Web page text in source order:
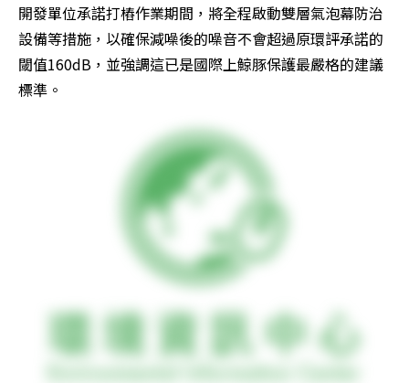
開發單位承諾打樁作業期間，將全程啟動雙層氣泡幕防治
設備等措施，以確保減噪後的噪音不會超過原環評承諾的
閾值160dB，並強調這已是國際上鯨豚保護最嚴格的建議
標準。